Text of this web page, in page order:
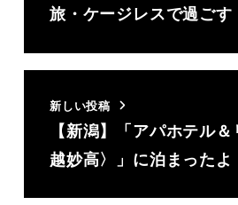
旅・ケージレスで過ご
新しい投稿
【新潟】「アパホテル
越妙高〉」に泊まった